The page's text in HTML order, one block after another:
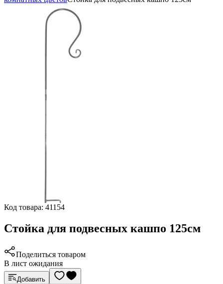
Код товара: 41154
Стойка для подвесных кашпо 125см
Поделиться товаром
В лист ожидания
Добавить